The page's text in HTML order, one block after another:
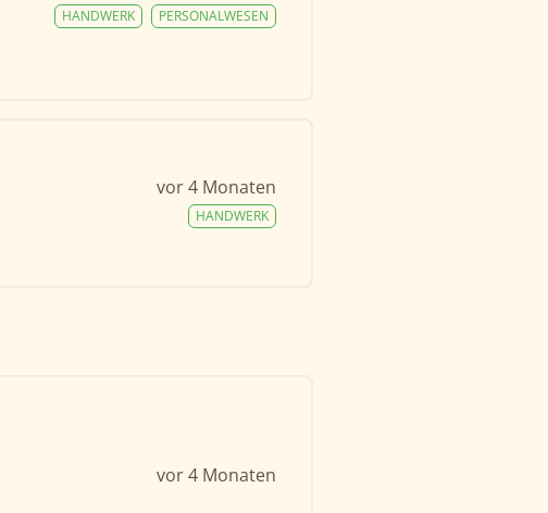
PERSONALWESEN
HANDWERK
vor 4 Monaten
HANDWERK
vor 4 Monaten